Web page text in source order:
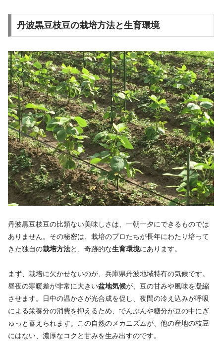
丹波黒豆枝豆の栽培方法と生育環境
丹波黒豆枝豆の比類ない美味しさは、一朝一夕にできるものでは
ありません。その秘密は、栽培のプロたちが長年にわたり培って
きた独自の栽培方法と、奇跡的な生育環境にあります。
まず、栽培に欠かせないのが、兵庫県丹波地域特有の気候です。
昼夜の寒暖差が非常に大きい盆地気候が、豆の甘みや風味を凝縮
させます。日中の温かさが光合成を促し、夜間の冷え込みが呼吸
による栄養分の消費を抑えるため、でんぷんや糖分が豆の中にぎ
ゅっと蓄えられます。この自然のメカニズムが、他の産地の枝豆
にはない、濃厚なコクと甘みを生み出すのです。